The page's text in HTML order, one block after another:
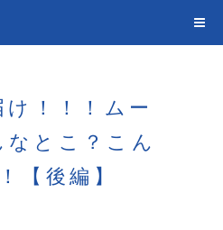
！！！ムー
なとこ？こん
【後編】